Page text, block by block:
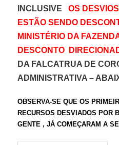
INCLUSIVEOS
ESTÃO SENDO
MINISTÉRIO DA
DESCONTO
DA FALCATRUA DE
ADMINISTRATIVA –
OBSERVA-SE QUE OS
RECURSOS DESVIADOS POR
GENTE , JÁ COMEÇARAM A